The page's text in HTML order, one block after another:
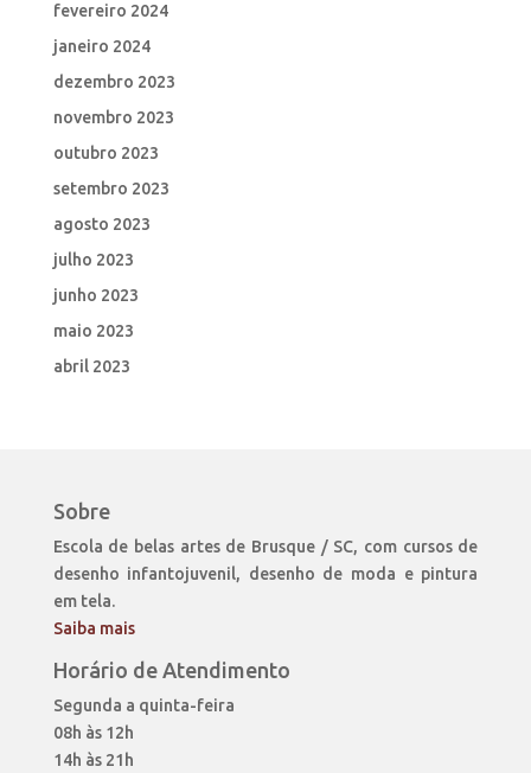
fevereiro 2024
janeiro 2024
dezembro 2023
novembro 2023
outubro 2023
setembro 2023
agosto 2023
julho 2023
junho 2023
maio 2023
abril 2023
Sobre
Escola de belas artes de Brusque / SC, com cursos de
desenho infantojuvenil, desenho de moda e pintura
em tela.
Saiba mais
Horário de Atendimento
Segunda a quinta-feira
08h às 12h
14h às 21h